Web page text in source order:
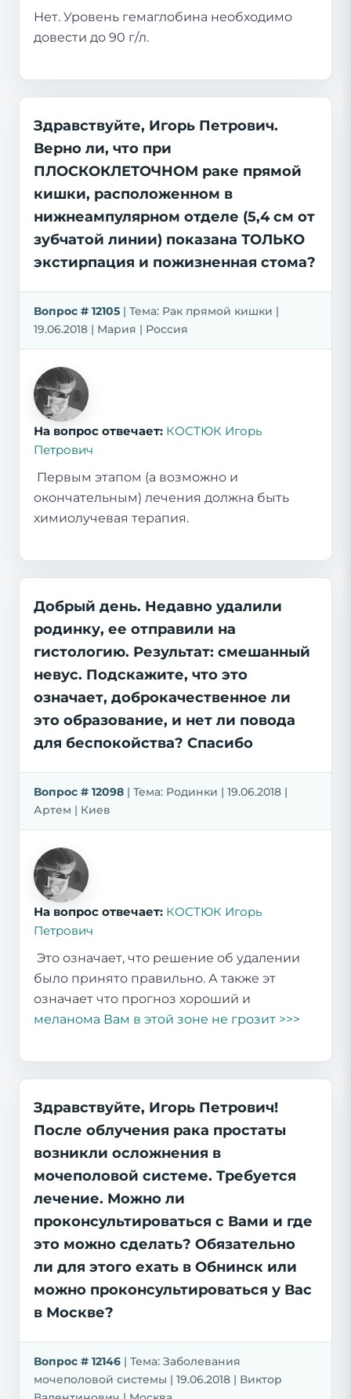
Нет. Уровень гемаглобина необходимо
довести до 90 г/л.
Здравствуйте, Игорь Петрович.
Верно ли, что при
ПЛОСКОКЛЕТОЧНОМ раке прямой
кишки, расположенном в
нижнеампулярном отделе (5,4 см от
зубчатой линии) показана ТОЛЬКО
экстирпация и пожизненная стома?
Вопрос # 12105 | Тема: Рак прямой кишки |
19.06.2018 | Мария | Россия
На вопрос отвечает: КОСТЮК Игорь
Петрович
Первым этапом (а возможно и
окончательным) лечения должна быть
химиолучевая терапия.
Добрый день. Недавно удалили
родинку, ее отправили на
гистологию. Результат: смешанный
невус. Подскажите, что это
означает, доброкачественное ли
это образование, и нет ли повода
для беспокойства? Спасибо
Вопрос # 12098 | Тема: Родинки | 19.06.2018 |
Артем | Киев
На вопрос отвечает: КОСТЮК Игорь
Петрович
Это означает, что решение об удалении
было принято правильно. А также эт
означает что прогноз хороший и
меланома Вам в этой зоне не грозит >>>
Здравствуйте, Игорь Петрович!
После облучения рака простаты
возникли осложнения в
мочеполовой системе. Требуется
лечение. Можно ли
проконсультироваться с Вами и где
это можно сделать? Обязательно
ли для этого ехать в Обнинск или
можно проконсультироваться у Вас
в Москве?
Вопрос # 12146 | Тема: Заболевания
мочеполовой системы | 19.06.2018 | Виктор